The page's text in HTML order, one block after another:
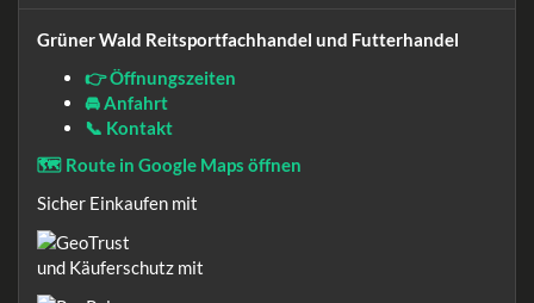
Grüner Wald Reitsportfachhandel und Futterhandel
👉 Öffnungszeiten
🚘 Anfahrt
📞 Kontakt
🗺️ Route in Google Maps öffnen
Sicher Einkaufen mit
und Käuferschutz mit